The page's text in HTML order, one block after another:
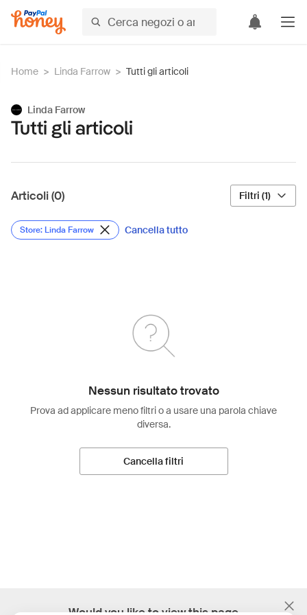
Home > Linda Farrow > Tutti gli articoli
Linda Farrow
Tutti gli articoli
Articoli (0) Filtri (1)
Store: Linda Farrow Cancella tutto
Nessun risultato trovato
Prova ad applicare meno filtri o a usare una parola chiave
diversa.
Cancella filtri